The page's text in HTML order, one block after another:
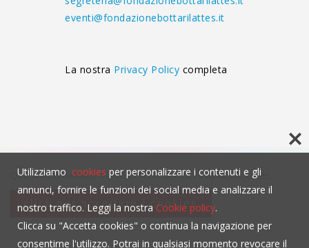
eventi@fondazionebottarilattes.it
La nostra Privacy Policy completa
Questo contenuto non è visibile senza l'uso dei cookies.
click per accettare i cookies
Utilizziamo cookies per personalizzare i contenuti e gli
annunci, fornire le funzioni dei social media e analizzare il
nostro traffico. Leggi la nostra Cookie policy.
Clicca su "Accetta cookies" o continua la navigazione per
consentirne l'utilizzo. Potrai in qualsiasi momento revocare il